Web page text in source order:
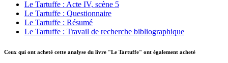
Le Tartuffe : Acte IV, scène 5
Le Tartuffe : Questionnaire
Le Tartuffe : Résumé
Le Tartuffe : Travail de recherche bibliographique
Ceux qui ont acheté cette analyse du livre "Le Tartuffe" ont également acheté